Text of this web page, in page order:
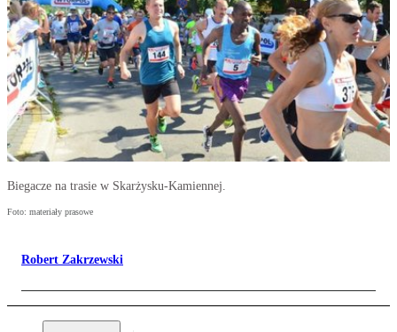
Biegacze na trasie w Skarżysku-Kamiennej.
Foto: materiały prasowe
Robert Zakrzewski